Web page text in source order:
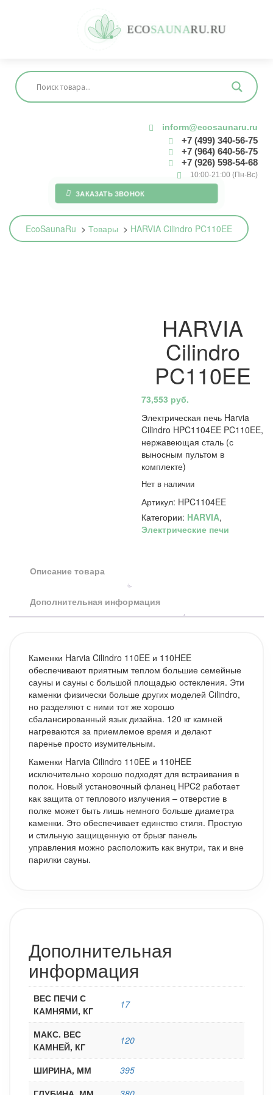
ECOSAUNARU.RU
inform@ecosaunaru.ru
+7 (499) 340-56-75
+7 (964) 640-56-75
+7 (926) 598-54-68
10:00-21:00 (Пн-Вс)
ЗАКАЗАТЬ ЗВОНОК
EcoSaunaRu > Товары > HARVIA Cilindro PC110EE
HARVIA
Cilindro
PC110EE
73,553 руб.
Электрическая печь Harvia
Cilindro HPC1104EE PC110EE,
нержавеющая сталь (с
выносным пультом в
комплекте)
Нет в наличии
Артикул: HPC1104EE
Категории: HARVIA,
Электрические печи
Описание товара
Дополнительная информация
Каменки Harvia Cilindro 110EE и 110HEE
обеспечивают приятным теплом большие семейные
сауны и сауны с большой площадью остекления. Эти
каменки физически больше других моделей Cilindro,
но разделяют с ними тот же хорошо
сбалансированный язык дизайна. 120 кг камней
нагреваются за приемлемое время и делают
паренье просто изумительным.
Каменки Harvia Cilindro 110EE и 110HEE
исключительно хорошо подходят для встраивания в
полок. Новый установочный фланец HPC2 работает
как защита от теплового излучения – отверстие в
полке может быть лишь немного больше диаметра
каменки. Это обеспечивает единство стиля. Простую
и стильную защищенную от брызг панель
управления можно расположить как внутри, так и вне
парилки сауны.
Дополнительная
информация
ВЕС ПЕЧИ С
КАМНЯМИ, КГ
17
МАКС. ВЕС
КАМНЕЙ, КГ
120
ШИРИНА, ММ
395